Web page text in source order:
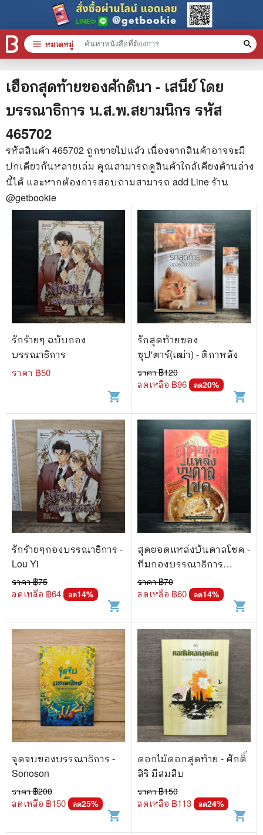
เฮือกสุดท้ายของศักดินา - เสนีย์ โดย
บรรณาธิการ น.ส.พ.สยามนิกร รหัส
465702
รหัสสินค้า 465702 ถูกขายไปแล้ว เนื่องจากสินค้าอาจจะมี
ปกเดียวกันหลายเล่ม คุณสามารถดูสินค้าใกล้เคียงด้านล่าง
นี้ได้ และหากต้องการสอบถามสามารถ add Line ร้าน
@getbookie
รักร้ายๆ ฉบับกอง
บรรณาธิการ
ราคา ฿50
shopping_cart
รักสุดท้ายของ
ซุป'ตาร์(เฒ่า) - ติกาหลัง
ราคา ฿120
ลดเหลือ ฿96 ลด20%
shopping_cart
รักร้ายๆกองบรรณาธิการ -
Lou Yi
ราคา ฿75
ลดเหลือ ฿64 ลด14%
shopping_cart
สุดยอดแหล่งบันดาลโชค -
ทีมกองบรรณาธิการ
นิตยสารเซียน
ราคา ฿70
ลดเหลือ ฿60 ลด14%
shopping_cart
จุดจบของบรรณาธิการ -
Sonoson
ราคา ฿200
ลดเหลือ ฿150 ลด25%
shopping_cart
ดอกไม้ดอกสุดท้าย - ศักดิ์
สิริ มีสมสืบ
ราคา ฿150
ลดเหลือ ฿113 ลด24%
shopping_cart
menu หมวดหมู่ search
หมวดหมู่สินค้า
stars สินค้าใช้เฉพาะแต้มเท่านั้น
📚 หนังสือทั่วไป
🦄 วรรณกรรม นิยาย เรื่องสั้น
🎓 การศึกษา
😼 หนังสือการ์ตูน
🐲 หนังสือเด็ก
📕 นิตยสาร
🌎 International Books
🎲 Board Game
📅 สินค้าอื่นๆ